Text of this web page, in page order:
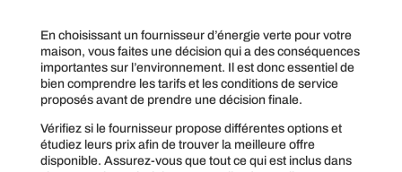
En choisissant un fournisseur d’énergie verte pour votre
maison, vous faites une décision qui a des conséquences
importantes sur l’environnement. Il est donc essentiel de
bien comprendre les tarifs et les conditions de service
proposés avant de prendre une décision finale.
Vérifiez si le fournisseur propose différentes options et
étudiez leurs prix afin de trouver la meilleure offre
disponible. Assurez-vous que tout ce qui est inclus dans